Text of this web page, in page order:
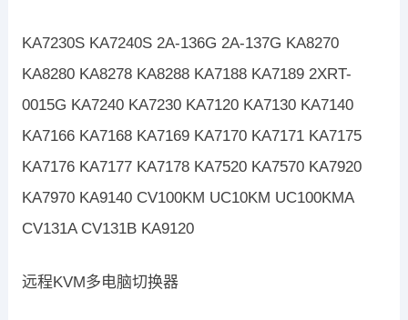
KA7230S KA7240S 2A-136G 2A-137G KA8270
KA8280 KA8278 KA8288 KA7188 KA7189 2XRT-
0015G KA7240 KA7230 KA7120 KA7130 KA7140
KA7166 KA7168 KA7169 KA7170 KA7171 KA7175
KA7176 KA7177 KA7178 KA7520 KA7570 KA7920
KA7970 KA9140 CV100KM UC10KM UC100KMA
CV131A CV131B KA9120
远程KVM多电脑切换器